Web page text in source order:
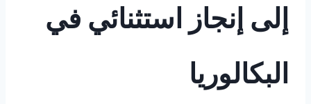
إلى إنجاز استثنائي في
البكالوريا